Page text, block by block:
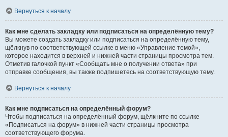
Вернуться к началу
Как мне сделать закладку или подписаться на определённую тему?
Вы можете создать закладку или подписаться на определённую тему,
щёлкнув по соответствующей ссылке в меню «Управление темой»,
которое находится в верхней и нижней части страницы просмотра тем.
Отметив галочкой пункт «Сообщать мне о получении ответа» при
отправке сообщения, вы также подпишетесь на соответствующую тему.
Вернуться к началу
Как мне подписаться на определённый форум?
Чтобы подписаться на определённый форум, щёлкните по ссылке
«Подписаться на форум» в нижней части страницы просмотра
соответствующего форума.